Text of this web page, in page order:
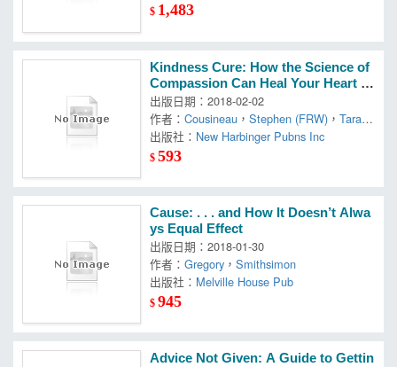
$ 1,483
Kindness Cure: How the Science of
Compassion Can Heal Your Heart a
nd Your World
出版日期：2018-02-02
作者：Cousineau ，Stephen (FRW) ，Tara/
Post
出版社： New Harbinger Pubns Inc
$593
Cause: . . . and How It Doesn’t Alwa
ys Equal Effect
出版日期：2018-01-30
作者：Gregory ，Smithsimon
出版社： Melville House Pub
$945
Advice Not Given: A Guide to Gettin